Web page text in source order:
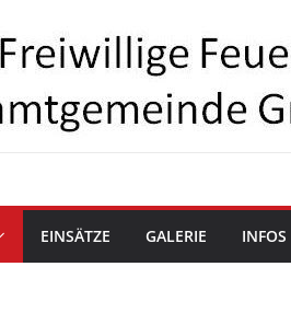
EINSÄTZE GALERIE INFOS